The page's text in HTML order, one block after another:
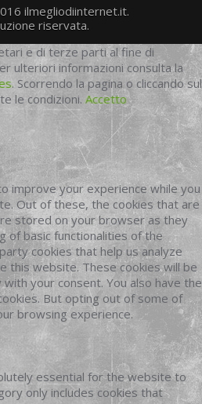
ilmegliodiinternet.it.
riservata.
e di terze parti al fine di
ulteriori informazioni consulta la
. Scorrendo la pagina o cliccando sul
le condizioni. Accetto
improve your experience while you
Out of these, the cookies that are
stored on your browser as they
of basic functionalities of the
cookies that help us analyze
this website. These cookies will be
your consent. You also have the
But opting out of some of
browsing experience.
essential for the website to
only includes cookies that